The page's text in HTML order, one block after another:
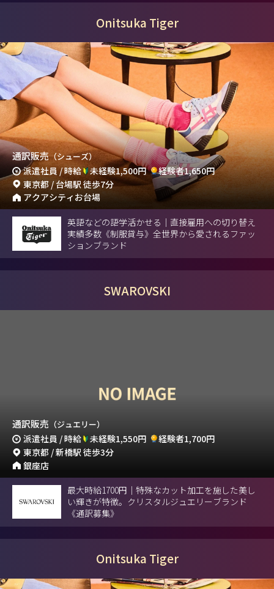
Onitsuka Tiger
通訳販売（シューズ）
派遣社員 / 時給 未経験1,500円
経験者1,650円
東京都 / 台場駅 徒歩7分
アクアシティお台場
英語などの語学活かせる｜直接雇用への切り替え
実績多数《制服貸与》全世界から愛されるファッ
ションブランド
SWAROVSKI
通訳販売 （ジュエリー）
派遣社員 / 時給 未経験1,550円
経験者1,700円
東京都 / 新橋駅 徒歩3分
銀座店
最大時給1700円｜特殊なカット加工を施した美し
い輝きが特徴。クリスタルジュエリーブランド
《通訳募集》
Onitsuka Tiger